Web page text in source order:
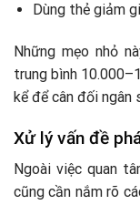
Dùng thẻ giảm
Những mẹo nhỏ
trung bình
kể để cân đối ngân
Xử lý vấn đề
Ngoài việc quan
cũng cần nắm rõ